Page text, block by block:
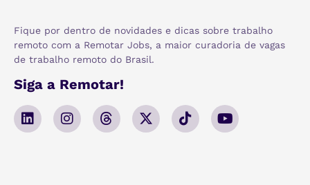
Fique por dentro de novidades e dicas sobre trabalho
remoto com a Remotar Jobs, a maior curadoria de vagas
de trabalho remoto do Brasil.
Siga a Remotar!